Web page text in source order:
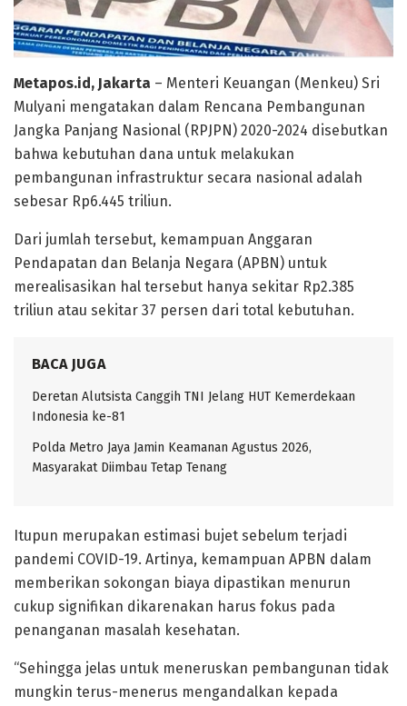
Metapos.id, Jakarta – Menteri Keuangan (Menkeu) Sri
Mulyani mengatakan dalam Rencana Pembangunan
Jangka Panjang Nasional (RPJPN) 2020-2024 disebutkan
bahwa kebutuhan dana untuk melakukan
pembangunan infrastruktur secara nasional adalah
sebesar Rp6.445 triliun.
Dari jumlah tersebut, kemampuan Anggaran
Pendapatan dan Belanja Negara (APBN) untuk
merealisasikan hal tersebut hanya sekitar Rp2.385
triliun atau sekitar 37 persen dari total kebutuhan.
BACA JUGA
Deretan Alutsista Canggih TNI Jelang HUT Kemerdekaan
Indonesia ke-81
Polda Metro Jaya Jamin Keamanan Agustus 2026,
Masyarakat Diimbau Tetap Tenang
Itupun merupakan estimasi bujet sebelum terjadi
pandemi COVID-19. Artinya, kemampuan APBN dalam
memberikan sokongan biaya dipastikan menurun
cukup signifikan dikarenakan harus fokus pada
penanganan masalah kesehatan.
“Sehingga jelas untuk meneruskan pembangunan tidak
mungkin terus-menerus mengandalkan kepada